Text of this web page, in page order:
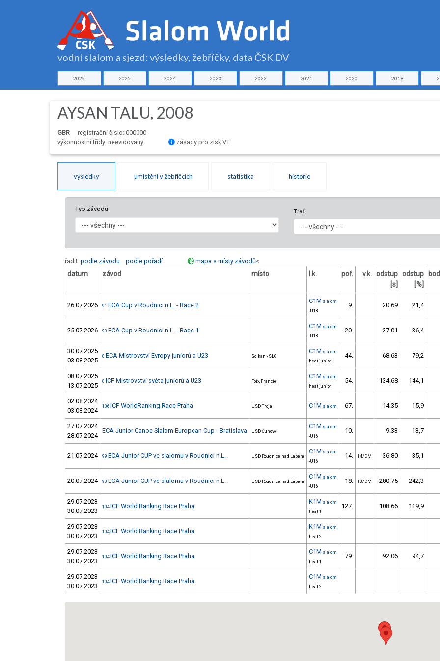
vodní slalom a sjezd: výsledky, žebříčky, data ČSK DV
2026 2025 2024 2023 2022 2021 2020 2019
AYSAN TALU, 2008
GBR
registrační číslo: 000000
výkonnostní třídy neevidovány
zásady pro zisk VT
výsledky umístění v žebříčcích statistika historie
Typ závodu Trať
řadit: podle závodu podle pořadí mapa s místy závodů<
datum závod místo l.k. poř. v.k. odstup
[s]
odstup
[%]
26.07.2026 91 ECA Cup v Roudnici n.L. - Race 2
C1M slalom
-U18
9. 20.69 21,4
25.07.2026 90 ECA Cup v Roudnici n.L. - Race 1
C1M slalom
-U18
20. 37.01 36,4
30.07.2025
03.08.2025
0 ECA Mistrovství Evropy juniorů a U23 Solkan - SLO
C1M slalom
heat junior
44. 68.63 79,2
08.07.2025
13.07.2025
0 ICF Mistrovství světa juniorů a U23 Foix, Francie
C1M slalom
heat junior
54. 134.68 144,1
02.08.2024
03.08.2024
106 ICF WorldRanking Race Praha USD Troja C1M slalom 67. 14.35 15,9
27.07.2024
28.07.2024
ECA Junior Canoe Slalom European Cup - Bratislava USD Čunovo
C1M slalom
-U16
10. 9.33 13,7
21.07.2024 99 ECA Junior CUP ve slalomu v Roudnici n.L. USD Roudnice nad Labem
C1M slalom
-U16
14. 14/DM 36.80 35,1
20.07.2024 98 ECA Junior CUP ve slalomu v Roudnici n.L. USD Roudnice nad Labem
C1M slalom
-U16
18. 18/DM 280.75 242,3
29.07.2023
30.07.2023
104 ICF World Ranking Race Praha
K1M slalom
heat 1
127. 108.66 119,9
29.07.2023
30.07.2023
104 ICF World Ranking Race Praha
K1M slalom
heat 2
29.07.2023
30.07.2023
104 ICF World Ranking Race Praha
C1M slalom
heat 1
79. 92.06 94,7
29.07.2023
30.07.2023
104 ICF World Ranking Race Praha
C1M slalom
heat 2